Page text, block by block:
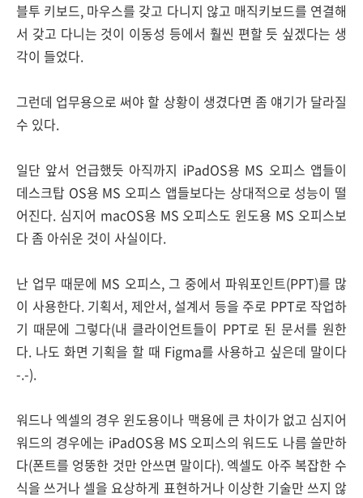
블투 키보드, 마우스를 갖고 다니지 않고 매직키보드를 연결해
서 갖고 다니는 것이 이동성 등에서 훨씬 편할 듯 싶겠다는 생
각이 들었다.
그런데 업무용으로 써야 할 상황이 생겼다면 좀 얘기가 달라질
수 있다.
일단 앞서 언급했듯 아직까지 iPadOS용 MS 오피스 앱들이
데스크탑 OS용 MS 오피스 앱들보다는 상대적으로 성능이 떨
어진다. 심지어 macOS용 MS 오피스도 윈도용 MS 오피스보
다 좀 아쉬운 것이 사실이다.
난 업무 때문에 MS 오피스, 그 중에서 파워포인트(PPT)를 많
이 사용한다. 기획서, 제안서, 설계서 등을 주로 PPT로 작업하
기 때문에 그렇다(내 클라이언트들이 PPT로 된 문서를 원한
다. 나도 화면 기획을 할 때 Figma를 사용하고 싶은데 말이다
-.-).
워드나 엑셀의 경우 윈도용이나 맥용에 큰 차이가 없고 심지어
워드의 경우에는 iPadOS용 MS 오피스의 워드도 나름 쓸만하
다(폰트를 엉뚱한 것만 안쓰면 말이다). 엑셀도 아주 복잡한 수
식을 쓰거나 셀을 요상하게 표현하거나 이상한 기술만 쓰지 않